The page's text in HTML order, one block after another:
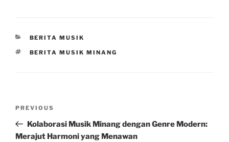
CATEGORIES
BERITA MUSIK
TAGS
BERITA MUSIK MINANG
Previous
Post
PREVIOUS
Kolaborasi Musik Minang dengan Genre Modern:
Merajut Harmoni yang Menawan